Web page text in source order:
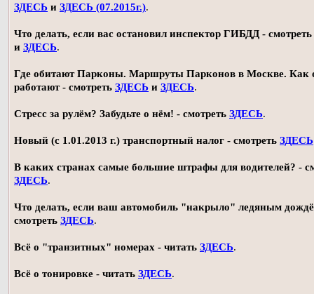
ЗДЕСЬ и ЗДЕСЬ (07.2015г.).
Что делать, если вас остановил инспектор ГИБДД - смотреть
и ЗДЕСЬ.
Где обитают Парконы. Маршруты Парконов в Москве. Как
работают - смотреть ЗДЕСЬ и ЗДЕСЬ.
Стресс за рулём? Забудьте о нём! - смотреть ЗДЕСЬ.
Новый (с 1.01.2013 г.) транспортный налог - смотреть ЗДЕСЬ
В каких странах самые большие штрафы для водителей? -
ЗДЕСЬ.
Что делать, если ваш автомобиль "накрыло" ледяным
смотреть ЗДЕСЬ.
Всё о "транзитных" номерах - читать ЗДЕСЬ.
Всё о тонировке - читать ЗДЕСЬ.